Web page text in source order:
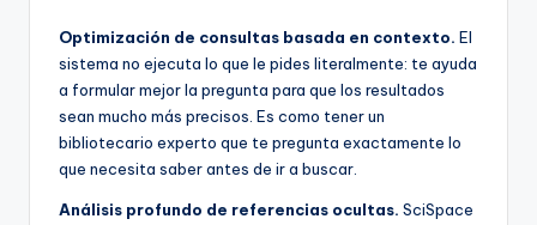
Optimización de consultas basada en contexto. El
sistema no ejecuta lo que le pides literalmente: te ayuda
a formular mejor la pregunta para que los resultados
sean mucho más precisos. Es como tener un
bibliotecario experto que te pregunta exactamente lo
que necesita saber antes de ir a buscar.
Análisis profundo de referencias ocultas. SciSpace